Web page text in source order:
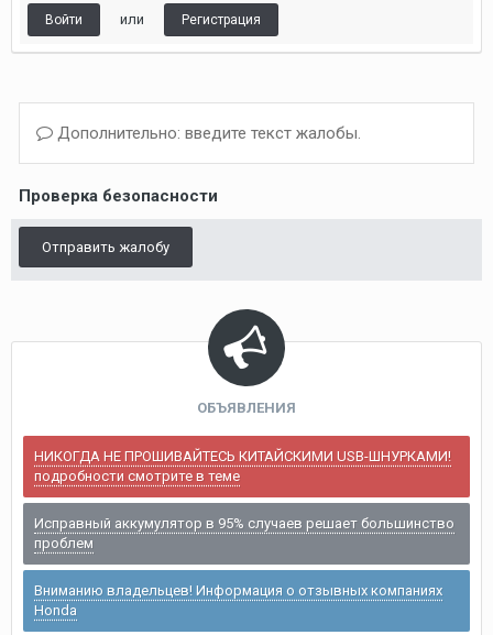
Войти или Регистрация
Дополнительно: введите текст жалобы.
Проверка безопасности
Отправить жалобу
ОБЪЯВЛЕНИЯ
НИКОГДА НЕ ПРОШИВАЙТЕСЬ КИТАЙСКИМИ USB-ШНУРКАМИ!
подробности смотрите в теме
Исправный аккумулятор в 95% случаев решает большинство
проблем
Вниманию владельцев! Информация о отзывных компаниях
Honda